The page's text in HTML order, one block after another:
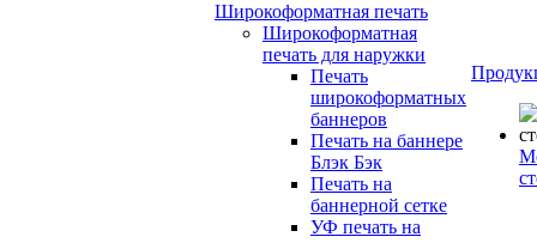
Широкоформатная печать
Широкоформатная
печать для наружки
Печать
широкоформатных
баннеров
Печать на баннере
Блэк Бэк
Печать на
баннерной сетке
УФ печать на